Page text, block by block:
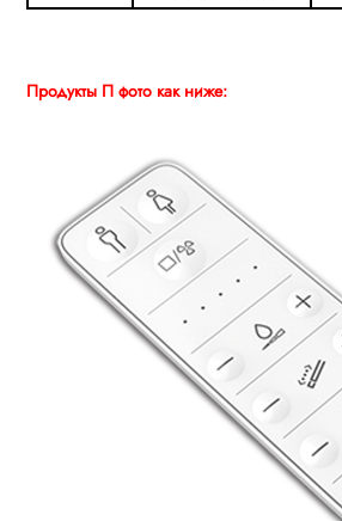
Продукты П фото как ниже: